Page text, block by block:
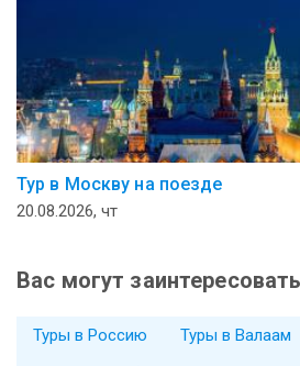
Тур в Москву на поезде
20.08.2026, чт
Вас могут заинтересовать
Туры в Россию Туры в Валаам